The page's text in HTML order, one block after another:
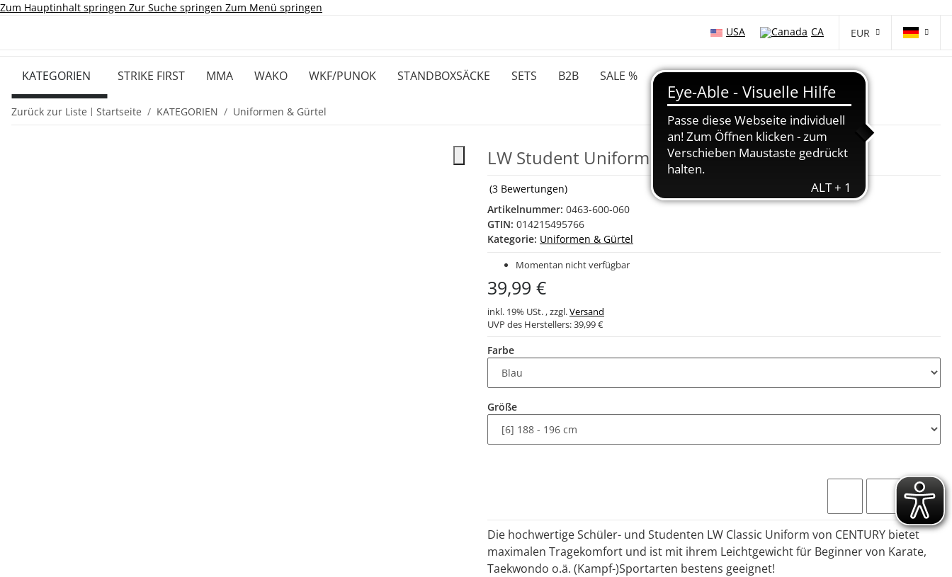
Zum Hauptinhalt springen Zur Suche springen Zum Menü springen
USA
CA EUR
KATEGORIEN STRIKE FIRST MMA WAKO WKF/PUNOK STANDBOXSÄCKE SETS B2B SALE %
Zurück zur Liste Startseite KATEGORIEN Uniformen & Gürtel
LW Student Uniform 6 oz Blau [6] 188 - 196 cm
(3 Bewertungen)
Artikelnummer: 0463-600-060
GTIN: 014215495766
Kategorie: Uniformen & Gürtel
Momentan nicht verfügbar
39,99 €
inkl. 19% USt. , zzgl.Versand
UVP des Herstellers:39,99 €
Farbe
Größe
Die hochwertige Schüler- und Studenten LW Classic Uniform von CENTURY bietet
maximalen Tragekomfort und ist mit ihrem Leichtgewicht für Beginner von Karate,
Taekwondo o.ä. (Kampf-)Sportarten bestens geeignet!